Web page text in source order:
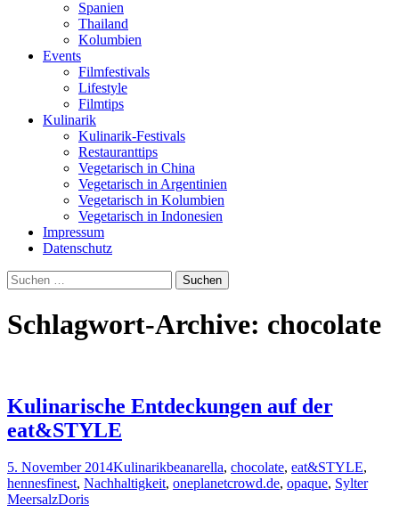
Spanien
Thailand
Kolumbien
Events
Filmfestivals
Lifestyle
Filmtips
Kulinarik
Kulinarik-Festivals
Restauranttips
Vegetarisch in China
Vegetarisch in Argentinien
Vegetarisch in Kolumbien
Vegetarisch in Indonesien
Impressum
Datenschutz
Suchen
nach:
Schlagwort-Archive: chocolate
Kulinarische Entdeckungen auf der
eat&STYLE
5. November 2014Kulinarikbeanarella, chocolate, eat&STYLE,
hennesfinest, Nachhaltigkeit, oneplanetcrowd.de, opaque, Sylter
MeersalzDoris